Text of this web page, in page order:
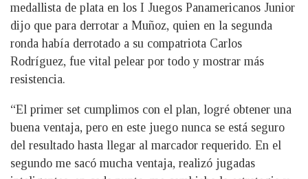
medallista de plata en los I Juegos Panamericanos Junior
dijo que para derrotar a Muñoz, quien en la segunda
ronda había derrotado a su compatriota Carlos
Rodríguez, fue vital pelear por todo y mostrar más
resistencia.
“El primer set cumplimos con el plan, logré obtener una
buena ventaja, pero en este juego nunca se está seguro
del resultado hasta llegar al marcador requerido. En el
segundo me sacó mucha ventaja, realizó jugadas